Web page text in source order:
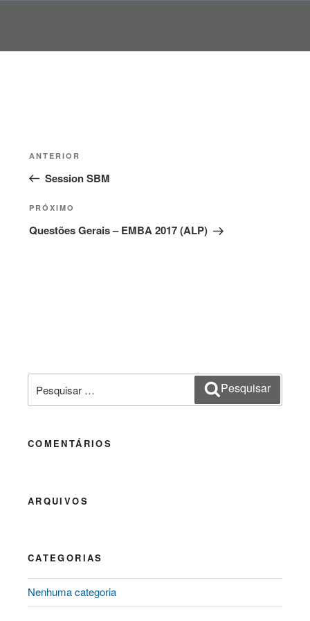
Navegação
Post
Post
anterior
ANTERIOR
Session SBM
Próximo
post
PRÓXIMO
Questões Gerais – EMBA 2017 (ALP)
por:
Pesquisar
COMENTÁRIOS
ARQUIVOS
CATEGORIAS
Nenhuma categoria